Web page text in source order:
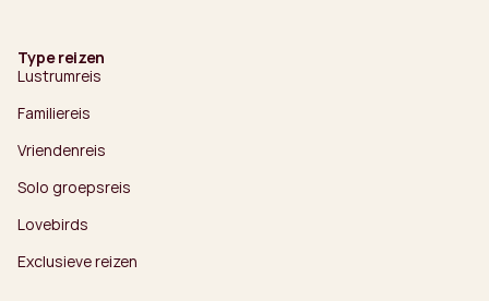
Type reizen
Lustrumreis
Familiereis
Vriendenreis
Solo groepsreis
Lovebirds
Exclusieve reizen